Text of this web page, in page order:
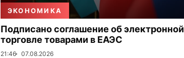
ЭКОНОМИКА
Подписано соглашение об электронной
торговле товарами в ЕАЭС
21:46 07.08.2026